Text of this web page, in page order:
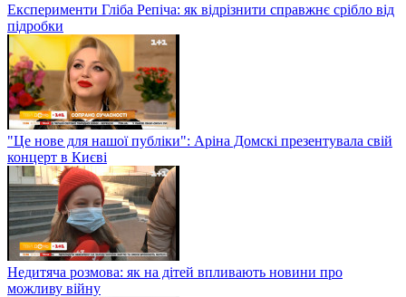
Експерименти Гліба Репіча: як відрізнити справжнє срібло від
підробки
"Це нове для нашої публіки": Аріна Домскі презентувала свій
концерт в Києві
Недитяча розмова: як на дітей впливають новини про
можливу війну